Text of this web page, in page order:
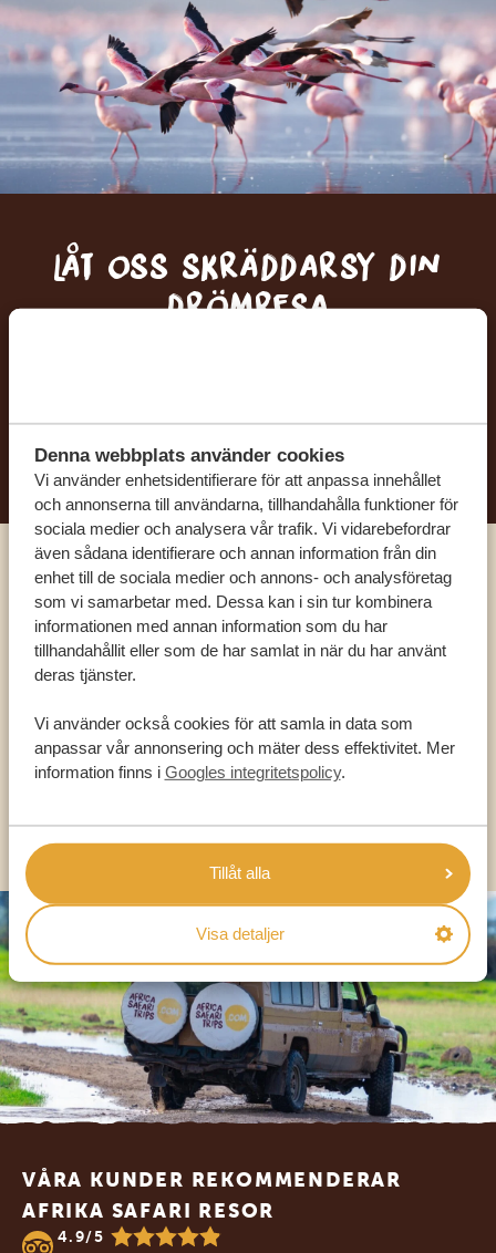
Denna webbplats använder cookies
Vi använder enhetsidentifierare för att anpassa innehållet
och annonserna till användarna, tillhandahålla funktioner för
sociala medier och analysera vår trafik. Vi vidarebefordrar
även sådana identifierare och annan information från din
enhet till de sociala medier och annons- och analysföretag
som vi samarbetar med. Dessa kan i sin tur kombinera
informationen med annan information som du har
tillhandahållit eller som de har samlat in när du har använt
deras tjänster.
Vi använder också cookies för att samla in data som
anpassar vår annonsering och mäter dess effektivitet. Mer
information finns i Googles integritetspolicy.
Tillåt alla
Visa detaljer
Låt oss skräddarsy din
drömresa
Ring en av våra experter
VÅRA SPECIALISTER FINNS HÄR FÖR ATT
SV:+31 174 788 101
OLIKA LÄNDER
Footer
VÅRA KUNDER REKOMMENDERAR
AFRIKA SAFARI RESOR
4.9/5